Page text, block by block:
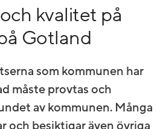
kvalitet på
Gotland
som kommunen har
måste provtas och
av kommunen. Många